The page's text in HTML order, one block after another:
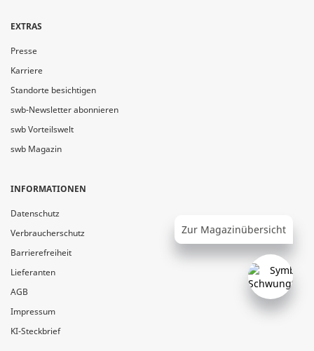
Zur Magazinübersicht
EXTRAS
Presse
Karriere
Standorte besichtigen
swb-Newsletter abonnieren
swb Vorteilswelt
swb Magazin
INFORMATIONEN
Datenschutz
Verbraucherschutz
Barrierefreiheit
Lieferanten
AGB
Impressum
KI-Steckbrief